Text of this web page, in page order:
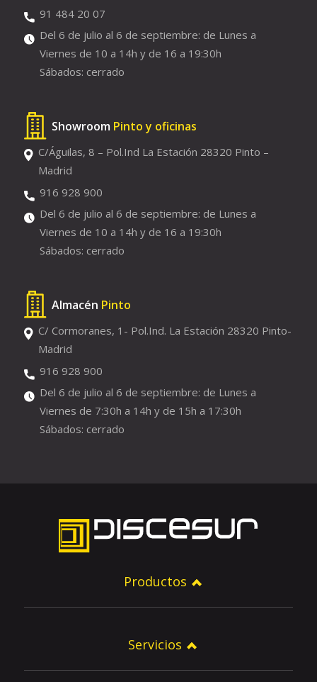
91 484 20 07
Del 6 de julio al 6 de septiembre: de Lunes a
Viernes de 10 a 14h y de 16 a 19:30h
Sábados: cerrado
Showroom Pinto y oficinas
C/Águilas, 8 – Pol.Ind La Estación 28320 Pinto –
Madrid
916 928 900
Del 6 de julio al 6 de septiembre: de Lunes a
Viernes de 10 a 14h y de 16 a 19:30h
Sábados: cerrado
Almacén Pinto
C/ Cormoranes, 1- Pol.Ind. La Estación 28320 Pinto-
Madrid
916 928 900
Del 6 de julio al 6 de septiembre: de Lunes a
Viernes de 7:30h a 14h y de 15h a 17:30h
Sábados: cerrado
Productos
Servicios